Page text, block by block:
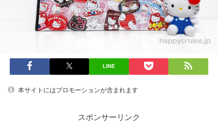
LINE
本サイトにはプロモーションが含まれます
スポンサーリンク